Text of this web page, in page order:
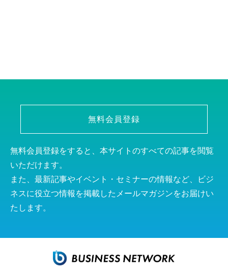
無料会員登録
無料会員登録をすると、本サイトのすべての記事を閲覧
いただけます。
また、最新記事やイベント・セミナーの情報など、ビジ
ネスに役立つ情報を掲載したメールマガジンをお届けい
たします。